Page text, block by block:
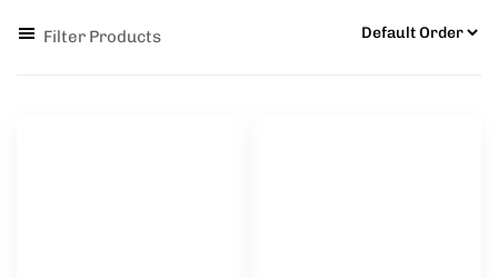
Filter Products